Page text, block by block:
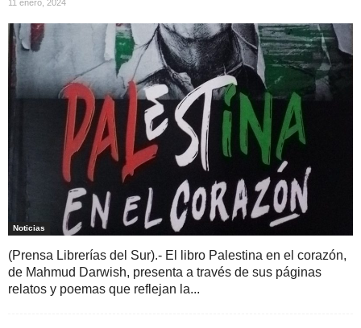
11 enero, 2024
Noticias
(Prensa Librerías del Sur).- El libro Palestina en el corazón,
de Mahmud Darwish, presenta a través de sus páginas
relatos y poemas que reflejan la...